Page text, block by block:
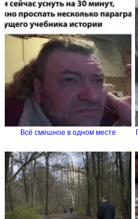
Всё смешное в одном месте